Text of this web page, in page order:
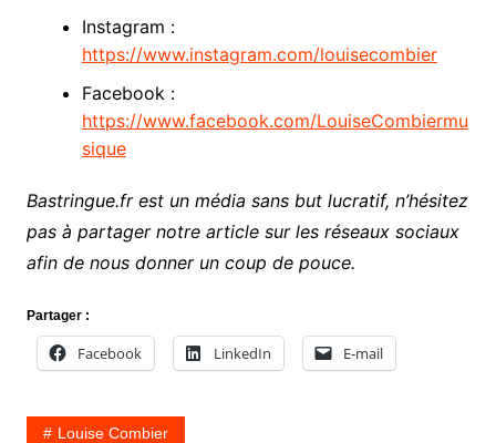
Instagram :
https://www.instagram.com/louisecombier
Facebook :
https://www.facebook.com/LouiseCombiermu
sique
Bastringue.fr est un média sans but lucratif, n’hésitez
pas à partager notre article sur les réseaux sociaux
afin de nous donner un coup de pouce.
Partager :
Facebook LinkedIn E-mail
Louise Combier